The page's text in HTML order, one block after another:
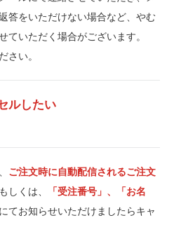
答をいただけない場合など、やむ
ていただく場合がございます。
さい。
ルしたい
ご注文時に自動配信されるご注文
もしくは、
「受注番号」、「お名
てお知らせいただけましたらキャ